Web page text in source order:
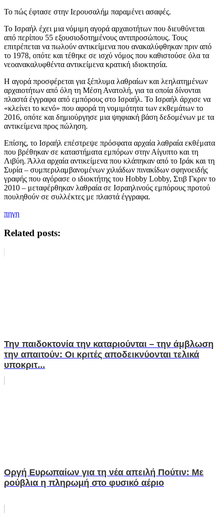
Το πώς έφτασε στην Ιερουσαλήμ παραμένει ασαφές.
Το Ισραήλ έχει μια νόμιμη αγορά αρχαιοτήτων που διευθύνεται
από περίπου 55 εξουσιοδοτημένους αντιπροσώπους. Τους
επιτρέπεται να πωλούν αντικείμενα που ανακαλύφθηκαν πριν από
το 1978, οπότε και τέθηκε σε ισχύ νόμος που καθιστούσε όλα τα
νεοανακαλυφθέντα αντικείμενα κρατική ιδιοκτησία.
Η αγορά προσφέρεται για ξέπλυμα λαθραίων και λεηλατημένων
αρχαιοτήτων από όλη τη Μέση Ανατολή, για τα οποία δίνονται
πλαστά έγγραφα από εμπόρους στο Ισραήλ. Το Ισραήλ άρχισε να
«κλείνει το κενό» που αφορά τη νομιμότητα των εκθεμάτων το
2016, οπότε και δημιούργησε μια ψηφιακή βάση δεδομένων με τα
αντικείμενα προς πώληση.
Επίσης, το Ισραήλ επέστρεψε πρόσφατα αρχαία λαθραία εκθέματα
που βρέθηκαν σε καταστήματα εμπόρων στην Αίγυπτο και τη
Λιβύη. Άλλα αρχαία αντικείμενα που κλάπηκαν από το Ιράκ και τη
Συρία – συμπεριλαμβανομένων χιλιάδων πινακίδων σφηνοειδής
γραφής που αγόρασε ο ιδιοκτήτης του Hobby Lobby, Στιβ Γκριν το
2010 – μεταφέρθηκαν λαθραία σε Ισραηλινούς εμπόρους προτού
πουληθούν σε συλλέκτες με πλαστά έγγραφα.
πηγη
Related posts:
Την παιδοκτονία την καταριούνται – την άμβλωση
την απαιτούν: Οι κριτές αποδεικνύονται τελικά
υποκριτ...
Οργή Ευρωπαίων για τη νέα απειλή Πούτιν: Με
ρούβλια η πληρωμή στο φυσικό αέριο